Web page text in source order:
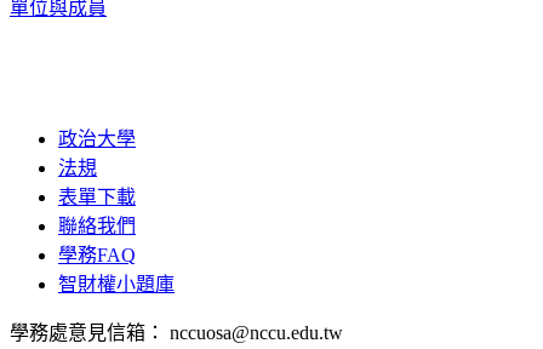
單位與成員
政治大學
法規
表單下載
聯絡我們
學務FAQ
智財權小題庫
學務處意見信箱： nccuosa@nccu.edu.tw